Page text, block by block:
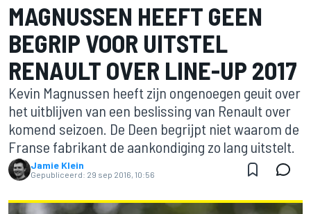
MAGNUSSEN HEEFT GEEN
BEGRIP VOOR UITSTEL
RENAULT OVER LINE-UP 2017
Kevin Magnussen heeft zijn ongenoegen geuit over
het uitblijven van een beslissing van Renault over
komend seizoen. De Deen begrijpt niet waarom de
Franse fabrikant de aankondiging zo lang uitstelt.
Jamie Klein
Gepubliceerd: 29 sep 2016, 10:56